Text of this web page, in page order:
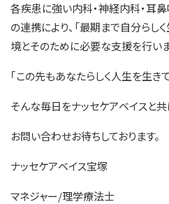
各疾患に強い内科・神経内科・耳
の連携により、「最期まで自分らし
境とそのために必要な支援を行いま
｢この先もあなたらしく人生を生き
そんな毎日をナッセケアベイスと
お問い合わせお待ちしております。
ナッセケアベイス宝塚
マネジャー/理学療法士